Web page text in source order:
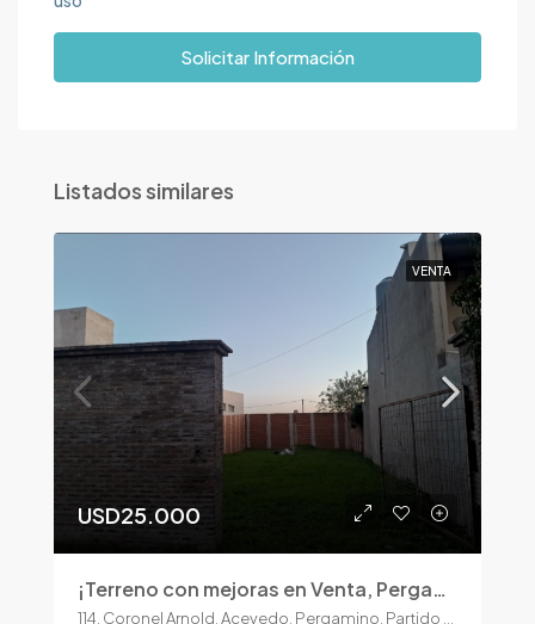
Solicitar Información
Listados similares
VENTA
USD25.000
¡Terreno con mejoras en Venta, Pergamino!